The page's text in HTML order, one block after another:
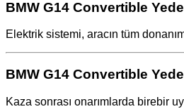
BMW G14 Convertible
Elektrik sistemi, aracın tüm
BMW G14 Convertible
Kaza sonrası onarımlarda birebir